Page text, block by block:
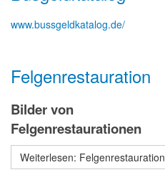
www.bussgeldkatalog.de/
Felgenrestauration
Bilder von
Felgenrestaurationen
Weiterlesen: Felgenrestauration